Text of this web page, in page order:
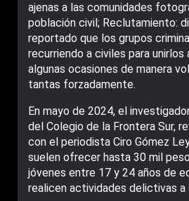
ajenas a las comunidades
población civil; Reclutamiento:
reportado que los grupos
recurriendo a civiles para unirlos
algunas ocasiones de manera
tantas forzadamente.
En mayo de 2024, el
del Colegio de la Frontera Sur,
con el periodista Ciro Gómez
suelen ofrecer hasta 30 mil
jóvenes entre 17 y 24 años de
realicen actividades delictivas a